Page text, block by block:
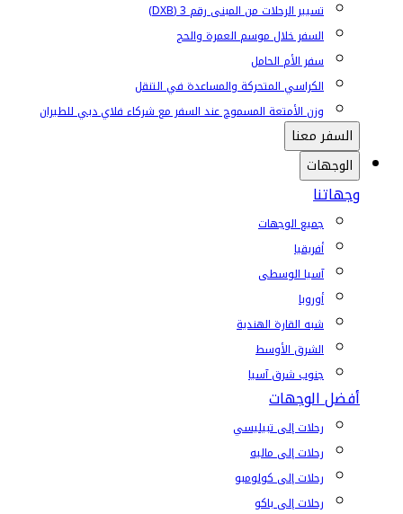
تسيير الرحلات من المبنى رقم 3 (DXB)
السفر خلال موسم العمرة والحج
سفر الأم الحامل
الكراسي المتحركة والمساعدة في التنقل
وزن الأمتعة المسموح عند السفر مع شركاء فلاي دبي للطيران
السفر معنا
الوجهات
وجهاتنا
جميع الوجهات
أفريقيا
آسيا الوسطى
أوروبا
شبه القارة الهندية
الشرق الأوسط
جنوب شرق آسيا
أفضل الوجهات
رحلات إلى تبيليسي
رحلات إلى ماليه
رحلات إلى كولومبو
رحلات إلى باكو